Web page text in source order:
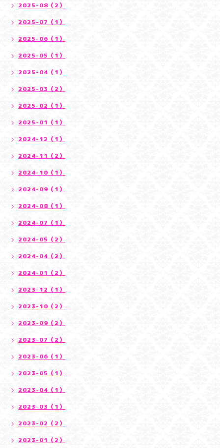
2025-08（2）
2025-07（1）
2025-06（1）
2025-05（1）
2025-04（1）
2025-03（2）
2025-02（1）
2025-01（1）
2024-12（1）
2024-11（2）
2024-10（1）
2024-09（1）
2024-08（1）
2024-07（1）
2024-05（2）
2024-04（2）
2024-01（2）
2023-12（1）
2023-10（2）
2023-09（2）
2023-07（2）
2023-06（1）
2023-05（1）
2023-04（1）
2023-03（1）
2023-02（2）
2023-01（2）